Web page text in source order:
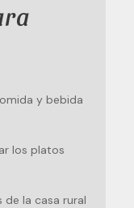
y bebida
los platos
de la casa rural